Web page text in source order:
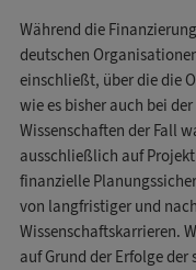
Während die
deutschen
einschließt, über die die
wie es bisher auch bei
Wissenschaften der Fall
ausschließlich auf
finanzielle
von langfristiger und
Wissenschaftskarrieren.
auf Grund der Erfolge